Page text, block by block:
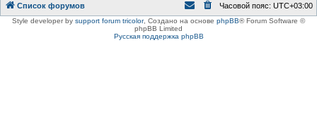
Список форумов Часовой пояс: UTC+03:00
Style developer by support forum tricolor, Создано на основе phpBB® Forum Software ©
phpBB Limited
Русская поддержка phpBB